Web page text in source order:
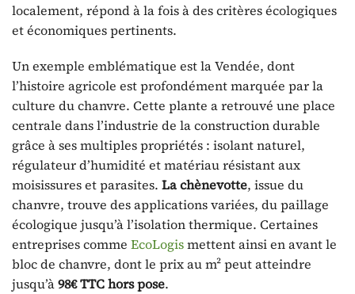
localement, répond à la fois à des critères écologiques
et économiques pertinents.
Un exemple emblématique est la Vendée, dont
l’histoire agricole est profondément marquée par la
culture du chanvre. Cette plante a retrouvé une place
centrale dans l’industrie de la construction durable
grâce à ses multiples propriétés : isolant naturel,
régulateur d’humidité et matériau résistant aux
moisissures et parasites. La chènevotte, issue du
chanvre, trouve des applications variées, du paillage
écologique jusqu’à l’isolation thermique. Certaines
entreprises comme EcoLogismettent ainsi en avant le
bloc de chanvre, dont le prix au m² peut atteindre
jusqu’à98€ TTC hors pose.